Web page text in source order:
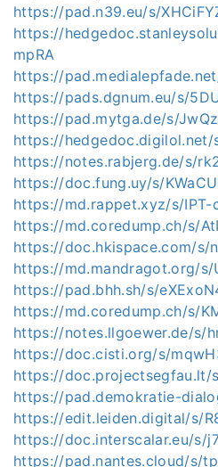
https://pad.n39.eu/s/
https://
mpRA
https://
https://pads.dgnum.eu/s/
https://pad.mytga.de/s/
https://hedgedoc.digilol.net/
https://notes.rabjerg.de/s/
https://doc.fung.uy/s/
https://md.rappet.xyz/s/IPT-
https://md.coredump.ch/s/
https://doc.hkispace.com/s/
https://md.mandragot.org/s/
https://pad.bhh.sh/s/
https://md.coredump.ch/s/
https://notes.llgoewer.de/s/
https://doc.cisti.org/s/
https://doc.projectsegfau.lt/
https://pad.demokratie-
https://edit.leiden.digital/s/
https://doc.interscalar.eu/s/
https://pad.nantes.cloud/s/